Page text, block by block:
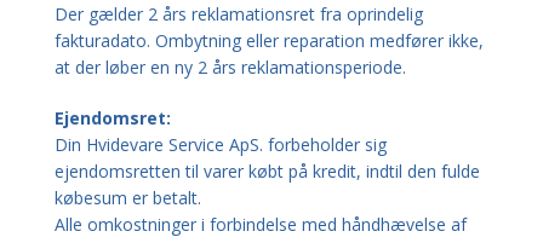
Der gælder 2 års reklamationsret fra oprindelig
fakturadato. Ombytning eller reparation medfører ikke,
at der løber en ny 2 års reklamationsperiode.
Ejendomsret:
Din Hvidevare Service ApS. forbeholder sig
ejendomsretten til varer købt på kredit, indtil den fulde
købesum er betalt.
Alle omkostninger i forbindelse med håndhævelse af